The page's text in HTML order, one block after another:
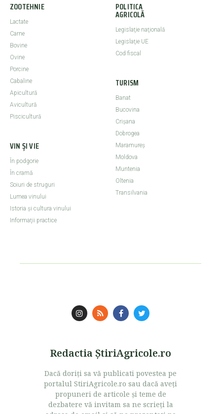
ZOOTEHNIE
Lactate
Carne
Bovine
Ovine
Porcine
Cabaline
Apicultură
Avicultură
Piscicultură
VIN ȘI VIE
În podgorie
În cramă
Soiuri de struguri
Lumea vinului
Istoria şi cultura vinului
Informaţii practice
POLITICA
AGRICOLĂ
Legislaţie naţională
Legislaţie UE
Cod fiscal
TURISM
Banat
Bucovina
Crişana
Dobrogea
Maramureş
Moldova
Muntenia
Oltenia
Transilvania
Redactia ŞtiriAgricole.ro
Dacă doriţi sa vă publicati povestea pe
portalul StiriAgricole.ro sau dacă aveţi
propuneri de articole şi teme de
dezbatere vă invitam sa ne scrieţi la